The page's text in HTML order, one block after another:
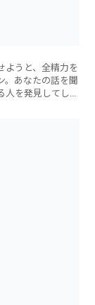
ようと、全精力を
。あなたの話を聞
を発見してしま